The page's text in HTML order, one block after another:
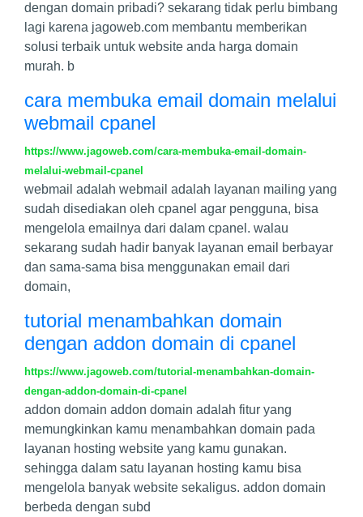
dengan domain pribadi? sekarang tidak perlu bimbang
lagi karena jagoweb.com membantu memberikan
solusi terbaik untuk website anda harga domain
murah. b
cara membuka email domain melalui
webmail cpanel
https://www.jagoweb.com/cara-membuka-email-domain-
melalui-webmail-cpanel
webmail adalah webmail adalah layanan mailing yang
sudah disediakan oleh cpanel agar pengguna, bisa
mengelola emailnya dari dalam cpanel. walau
sekarang sudah hadir banyak layanan email berbayar
dan sama-sama bisa menggunakan email dari
domain,
tutorial menambahkan domain
dengan addon domain di cpanel
https://www.jagoweb.com/tutorial-menambahkan-domain-
dengan-addon-domain-di-cpanel
addon domain addon domain adalah fitur yang
memungkinkan kamu menambahkan domain pada
layanan hosting website yang kamu gunakan.
sehingga dalam satu layanan hosting kamu bisa
mengelola banyak website sekaligus. addon domain
berbeda dengan subd